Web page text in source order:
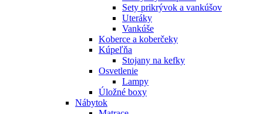
Sety prikrývok a vankúšov
Uteráky
Vankúše
Koberce a koberčeky
Kúpeľňa
Stojany na kefky
Osvetlenie
Lampy
Úložné boxy
Nábytok